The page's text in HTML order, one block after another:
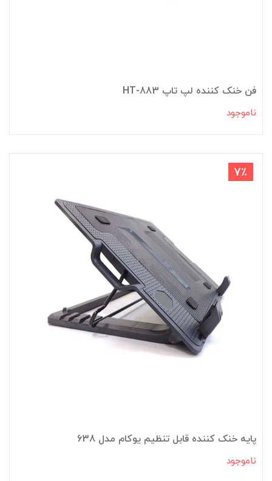
فن خنک کننده لپ تاپ HT-883
ناموجود
7٪
پایه خنک کننده قابل تنظیم یوکام مدل 638
ناموجود